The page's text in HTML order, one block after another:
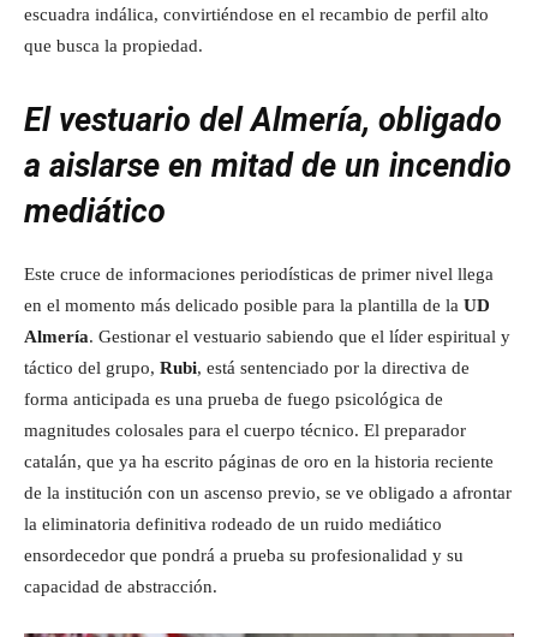
escuadra indálica, convirtiéndose en el recambio de perfil alto
que busca la propiedad.
El vestuario del Almería, obligado
a aislarse en mitad de un incendio
mediático
Este cruce de informaciones periodísticas de primer nivel llega
en el momento más delicado posible para la plantilla de la UD
Almería. Gestionar el vestuario sabiendo que el líder espiritual y
táctico del grupo, Rubi, está sentenciado por la directiva de
forma anticipada es una prueba de fuego psicológica de
magnitudes colosales para el cuerpo técnico. El preparador
catalán, que ya ha escrito páginas de oro en la historia reciente
de la institución con un ascenso previo, se ve obligado a afrontar
la eliminatoria definitiva rodeado de un ruido mediático
ensordecedor que pondrá a prueba su profesionalidad y su
capacidad de abstracción.